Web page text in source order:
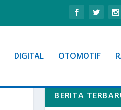
DIGITAL OTOMOTIF
BERITA